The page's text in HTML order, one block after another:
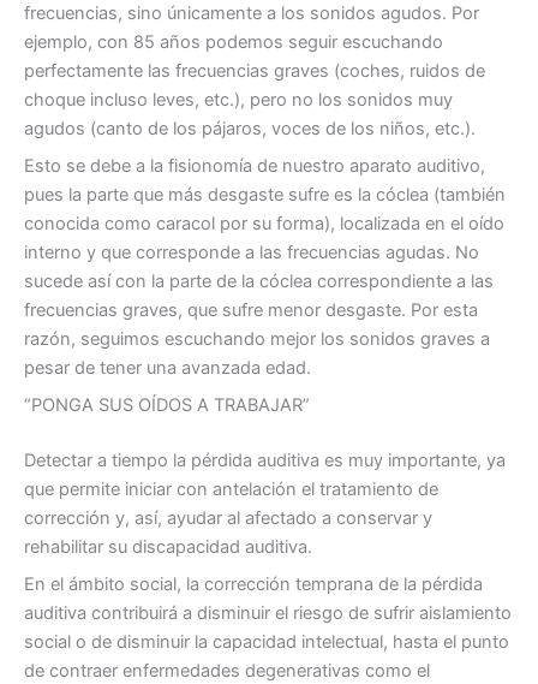
frecuencias, sino únicamente a los sonidos agudos. Por
ejemplo, con 85 años podemos seguir escuchando
perfectamente las frecuencias graves (coches, ruidos de
choque incluso leves, etc.), pero no los sonidos muy
agudos (canto de los pájaros, voces de los niños, etc.).
Esto se debe a la fisionomía de nuestro aparato auditivo,
pues la parte que más desgaste sufre es la cóclea (también
conocida como caracol por su forma), localizada en el oído
interno y que corresponde a las frecuencias agudas. No
sucede así con la parte de la cóclea correspondiente a las
frecuencias graves, que sufre menor desgaste. Por esta
razón, seguimos escuchando mejor los sonidos graves a
pesar de tener una avanzada edad.
“PONGA SUS OÍDOS A TRABAJAR”
Detectar a tiempo la pérdida auditiva es muy importante, ya
que permite iniciar con antelación el tratamiento de
corrección y, así, ayudar al afectado a conservar y
rehabilitar su discapacidad auditiva.
En el ámbito social, la corrección temprana de la pérdida
auditiva contribuirá a disminuir el riesgo de sufrir aislamiento
social o de disminuir la capacidad intelectual, hasta el punto
de contraer enfermedades degenerativas como el